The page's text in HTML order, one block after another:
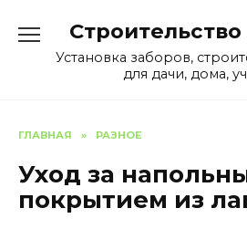
содержаниюУстановка заборов,
для дачи, дома,
ГЛАВНАЯ » РАЗНОЕ
Уход за
покрытием из